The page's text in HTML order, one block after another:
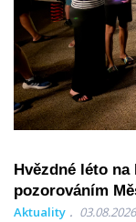
Hvězdné léto
pozorováním
Aktuality 03.08.2026